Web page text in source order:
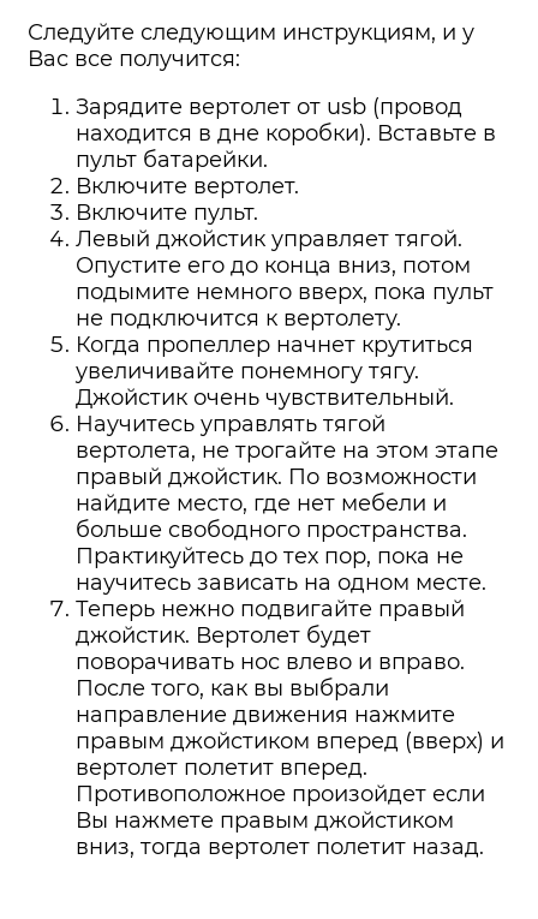
Следуйте следующим инструкциям, и у
Вас все получится:
Зарядите вертолет от usb (провод
находится в дне коробки). Вставьте в
пульт батарейки.
Включите вертолет.
Включите пульт.
Левый джойстик управляет тягой.
Опустите его до конца вниз, потом
подымите немного вверх, пока пульт
не подключится к вертолету.
Когда пропеллер начнет крутиться
увеличивайте понемногу тягу.
Джойстик очень чувствительный.
Научитесь управлять тягой
вертолета, не трогайте на этом этапе
правый джойстик. По возможности
найдите место, где нет мебели и
больше свободного пространства.
Практикуйтесь до тех пор, пока не
научитесь зависать на одном месте.
Теперь нежно подвигайте правый
джойстик. Вертолет будет
поворачивать нос влево и вправо.
После того, как вы выбрали
направление движения нажмите
правым джойстиком вперед (вверх) и
вертолет полетит вперед.
Противоположное произойдет если
Вы нажмете правым джойстиком
вниз, тогда вертолет полетит назад.